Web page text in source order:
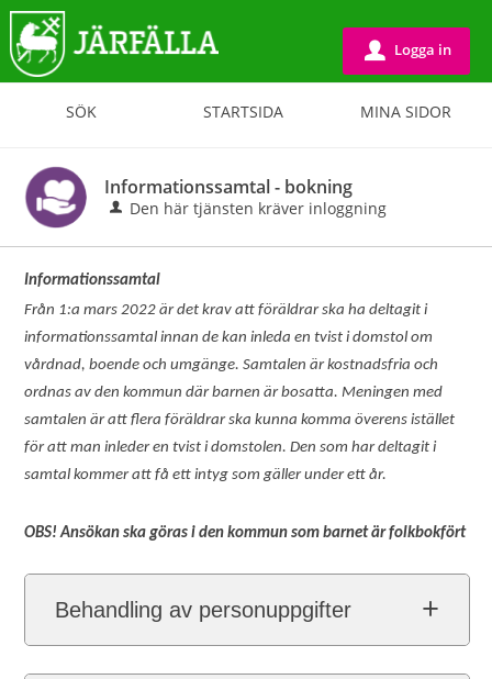
SÖK STARTSIDA MINA SIDOR
u Logga in
Informationssamtal - bokning
Den här tjänsten kräver inloggning
Informationssamtal
Från 1:a mars 2022 är det krav att föräldrar ska ha deltagit i
informationssamtal innan de kan inleda en tvist i domstol om
vårdnad, boende och umgänge. Samtalen är kostnadsfria och
ordnas av den kommun där barnen är bosatta. Meningen med
samtalen är att flera föräldrar ska kunna komma överens istället
för att man inleder en tvist i domstolen. Den som har deltagit i
samtal kommer att få ett intyg som gäller under ett år.
OBS! Ansökan ska göras i den kommun som barnet är folkbokfört
Behandling av personuppgifter